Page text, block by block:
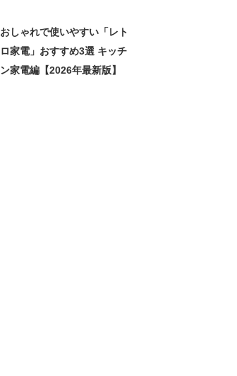
おしゃれで使いやすい「レト
ロ家電」おすすめ3選 キッチ
ン家電編【2026年最新版】